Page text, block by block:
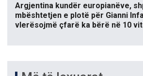
Argjentina kundër europianëve,
mbështetjen e plotë për Gianni
vlerësojmë çfarë ka bërë në 10